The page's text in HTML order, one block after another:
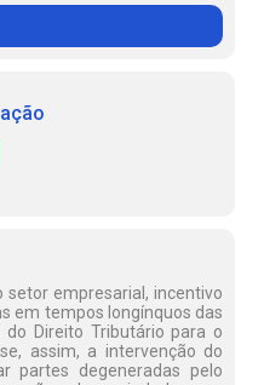
setor empresarial, incentivo
em tempos longínquos das
Direito Tributário para o
assim, a intervenção do
partes degeneradas pelo